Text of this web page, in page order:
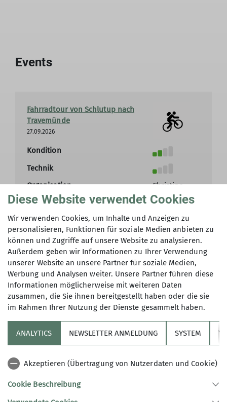
Events
Fahrradtour von Schlutup nach
Travemünde
27.09.2026
Kondition
Technik
Organisation
Christina
Kruse
Details
Sektion
Vereinsheft
Diese Website verwendet Cookies
Wir verwenden Cookies, um Inhalte und Anzeigen zu
personalisieren, Funktionen für soziale Medien anbieten zu
können und Zugriffe auf unsere Website zu analysieren.
Außerdem geben wir Informationen zu Ihrer Verwendung
unserer Website an unsere Partner für soziale Medien,
Werbung und Analysen weiter. Unsere Partner führen diese
Informationen möglicherweise mit weiteren Daten
zusammen, die Sie ihnen bereitgestellt haben oder die sie
im Rahmen Ihrer Nutzung der Dienste gesammelt haben.
ANALYTICS NEWSLETTER ANMELDUNG SYSTEM
Akzeptieren (Übertragung von Nutzerdaten und Cookie)
Cookie Beschreibung